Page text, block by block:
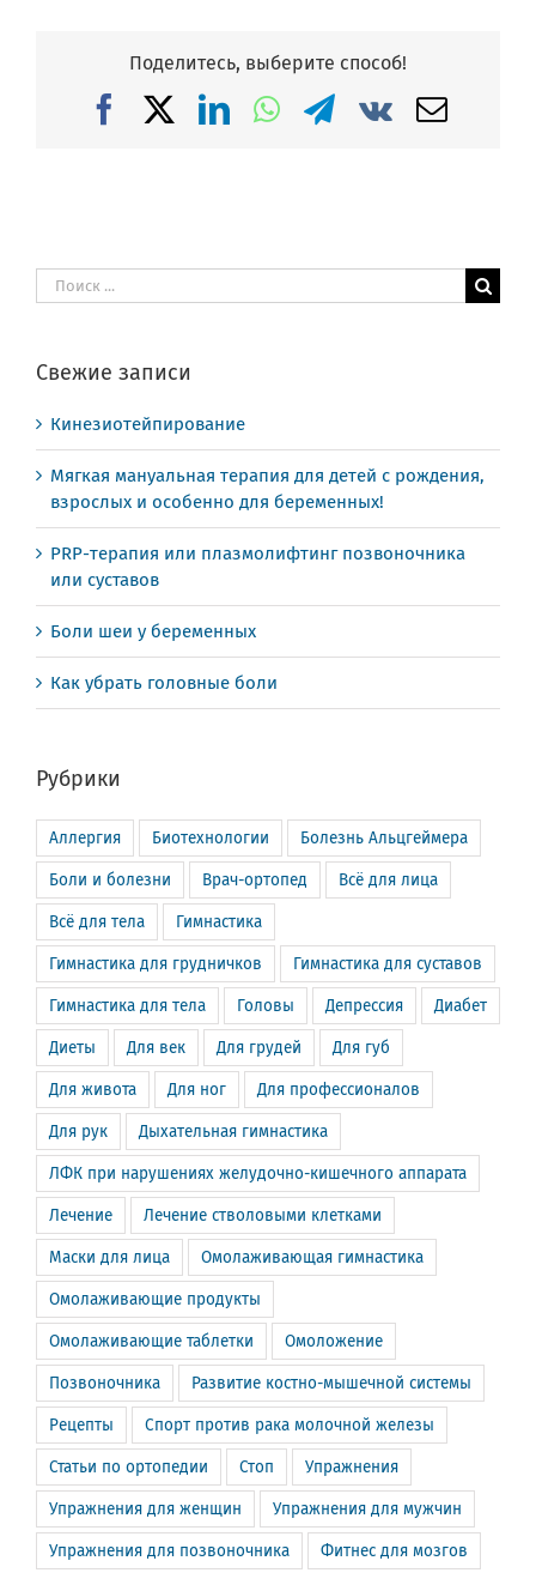
Поделитесь, выберите способ!
FacebookLinkedIn
WhatsApp
Telegram
Vk Email
Результат
поиска:
Свежие записи
Кинезиотейпирование
Мягкая мануальная терапия для детей с рождения,
взрослых и особенно для беременных!
PRP-терапия или плазмолифтинг позвоночника
или суставов
Боли шеи у беременных
Как убрать головные боли
Рубрики
Аллергия Биотехнологии Болезнь Альцгеймера
Боли и болезни Врач-ортопед Всё для лица
Всё для тела Гимнастика
Гимнастика для грудничков Гимнастика для суставов
Гимнастика для тела Головы Депрессия Диабет
Диеты Для век Для грудей Для губ
Для живота Для ног Для профессионалов
Для рук Дыхательная гимнастика
ЛФК при нарушениях желудочно-кишечного аппарата
Лечение Лечение стволовыми клетками
Маски для лица Омолаживающая гимнастика
Омолаживающие продукты
Омолаживающие таблетки Омоложение
Позвоночника Развитие костно-мышечной системы
Рецепты Спорт против рака молочной железы
Статьи по ортопедии Стоп Упражнения
Упражнения для женщин Упражнения для мужчин
Упражнения для позвоночника Фитнес для мозгов